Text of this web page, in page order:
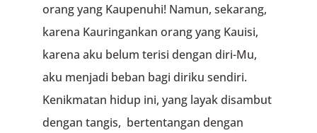
orang yang Kaupenuhi! Namun, sekarang,
karena Kauringankan orang yang Kauisi,
karena aku belum terisi dengan diri-Mu,
aku menjadi beban bagi diriku sendiri.
Kenikmatan hidup ini, yang layak disambut
dengan tangis, bertentangan dengan